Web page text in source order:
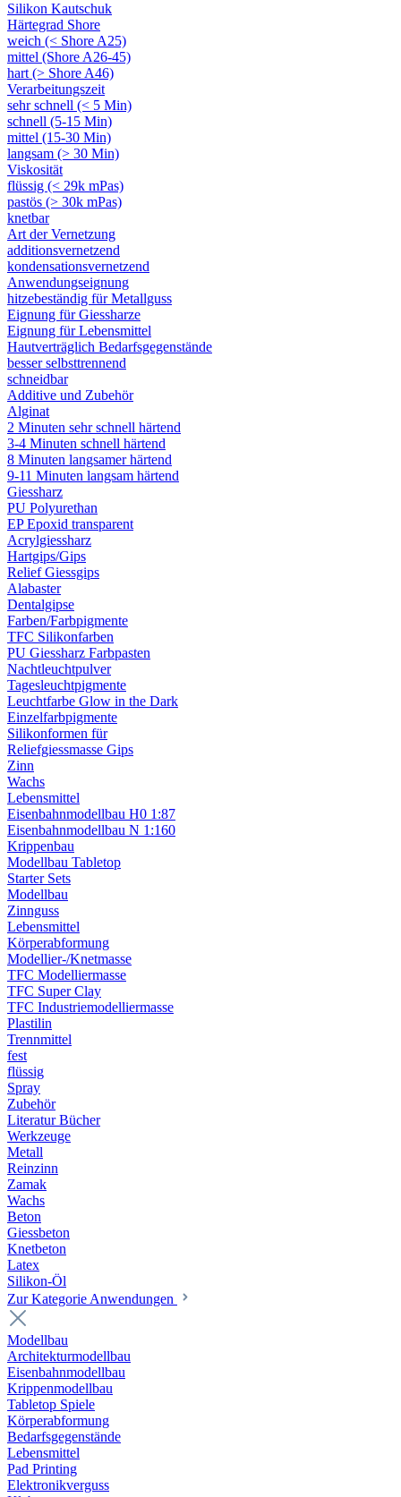
Silikon Kautschuk
Härtegrad Shore
weich (< Shore A25)
mittel (Shore A26-45)
hart (> Shore A46)
Verarbeitungszeit
sehr schnell (< 5 Min)
schnell (5-15 Min)
mittel (15-30 Min)
langsam (> 30 Min)
Viskosität
flüssig (< 29k mPas)
pastös (> 30k mPas)
knetbar
Art der Vernetzung
additionsvernetzend
kondensationsvernetzend
Anwendungseignung
hitzebeständig für Metallguss
Eignung für Giessharze
Eignung für Lebensmittel
Hautverträglich Bedarfsgegenstände
besser selbsttrennend
schneidbar
Additive und Zubehör
Alginat
2 Minuten sehr schnell härtend
3-4 Minuten schnell härtend
8 Minuten langsamer härtend
9-11 Minuten langsam härtend
Giessharz
PU Polyurethan
EP Epoxid transparent
Acrylgiessharz
Hartgips/Gips
Relief Giessgips
Alabaster
Dentalgipse
Farben/Farbpigmente
TFC Silikonfarben
PU Giessharz Farbpasten
Nachtleuchtpulver
Tagesleuchtpigmente
Leuchtfarbe Glow in the Dark
Einzelfarbpigmente
Silikonformen für
Reliefgiessmasse Gips
Zinn
Wachs
Lebensmittel
Eisenbahnmodellbau H0 1:87
Eisenbahnmodellbau N 1:160
Krippenbau
Modellbau Tabletop
Starter Sets
Modellbau
Zinnguss
Lebensmittel
Körperabformung
Modellier-/Knetmasse
TFC Modelliermasse
TFC Super Clay
TFC Industriemodelliermasse
Plastilin
Trennmittel
fest
flüssig
Spray
Zubehör
Literatur Bücher
Werkzeuge
Metall
Reinzinn
Zamak
Wachs
Beton
Giessbeton
Knetbeton
Latex
Silikon-Öl
Zur Kategorie Anwendungen
Modellbau
Architekturmodellbau
Eisenbahnmodellbau
Krippenmodellbau
Tabletop Spiele
Körperabformung
Bedarfsgegenstände
Lebensmittel
Pad Printing
Elektronikverguss